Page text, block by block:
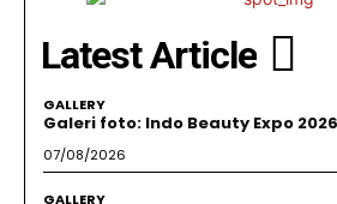
Latest Article
GALLERY
Galeri foto: Indo Beauty Expo 2026
07/08/2026
GALLERY